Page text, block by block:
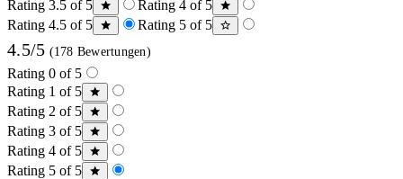
Rating 3.5 of 5
Rating 4 of 5
Rating 4.5 of 5
Rating 5 of 5
4.5/5 (178 Bewertungen)
Rating 0 of 5
Rating 1 of 5
Rating 2 of 5
Rating 3 of 5
Rating 4 of 5
Rating 5 of 5